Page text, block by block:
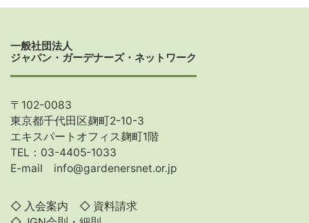
一般社団法人
ジャパン・ガーデナーズ・ネットワーク
〒102-0083
東京都千代田区麹町2-10-3
エキスパートオフィス麹町1階
TEL：03-4405-1033
E-mail info@gardenersnet.or.jp
◇ 入会案内 ◇ 資料請求